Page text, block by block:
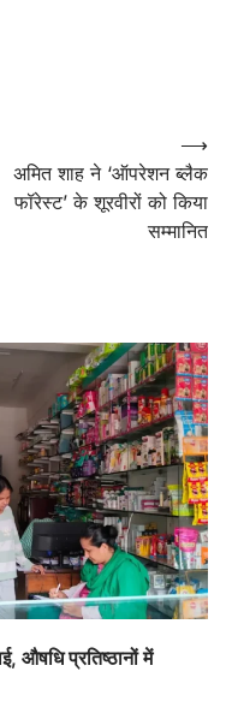
अमित शाह ने ‘ऑपरेशन ब्लैक
फॉरेस्ट’ के शूरवीरों को किया
सम्मानित
⟶
औषधि प्रतिष्ठानों में